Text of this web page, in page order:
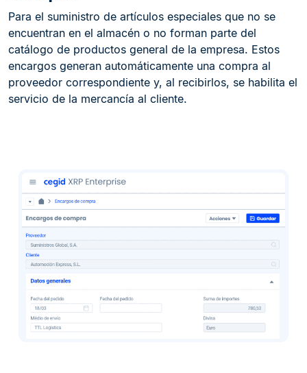
Para el suministro de artículos especiales que no se
encuentran en el almacén o no forman parte del
catálogo de productos general de la empresa. Estos
encargos generan automáticamente una compra al
proveedor correspondiente y, al recibirlos, se habilita el
servicio de la mercancía al cliente.